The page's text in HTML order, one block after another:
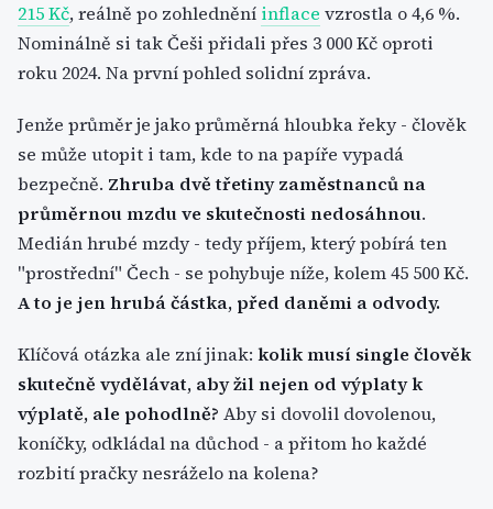
215 Kč, reálně po zohlednění inflace vzrostla o 4,6 %.
Nominálně si tak Češi přidali přes 3 000 Kč oproti
roku 2024. Na první pohled solidní zpráva.
Jenže průměr je jako průměrná hloubka řeky - člověk
se může utopit i tam, kde to na papíře vypadá
bezpečně. Zhruba dvě třetiny zaměstnanců na
průměrnou mzdu ve skutečnosti nedosáhnou.
Medián hrubé mzdy - tedy příjem, který pobírá ten
"prostřední" Čech - se pohybuje níže, kolem 45 500 Kč.
A to je jen hrubá částka, před daněmi a odvody.
Klíčová otázka ale zní jinak: kolik musí single člověk
skutečně vydělávat, aby žil nejen od výplaty k
výplatě, ale pohodlně? Aby si dovolil dovolenou,
koníčky, odkládal na důchod - a přitom ho každé
rozbití pračky nesráželo na kolena?